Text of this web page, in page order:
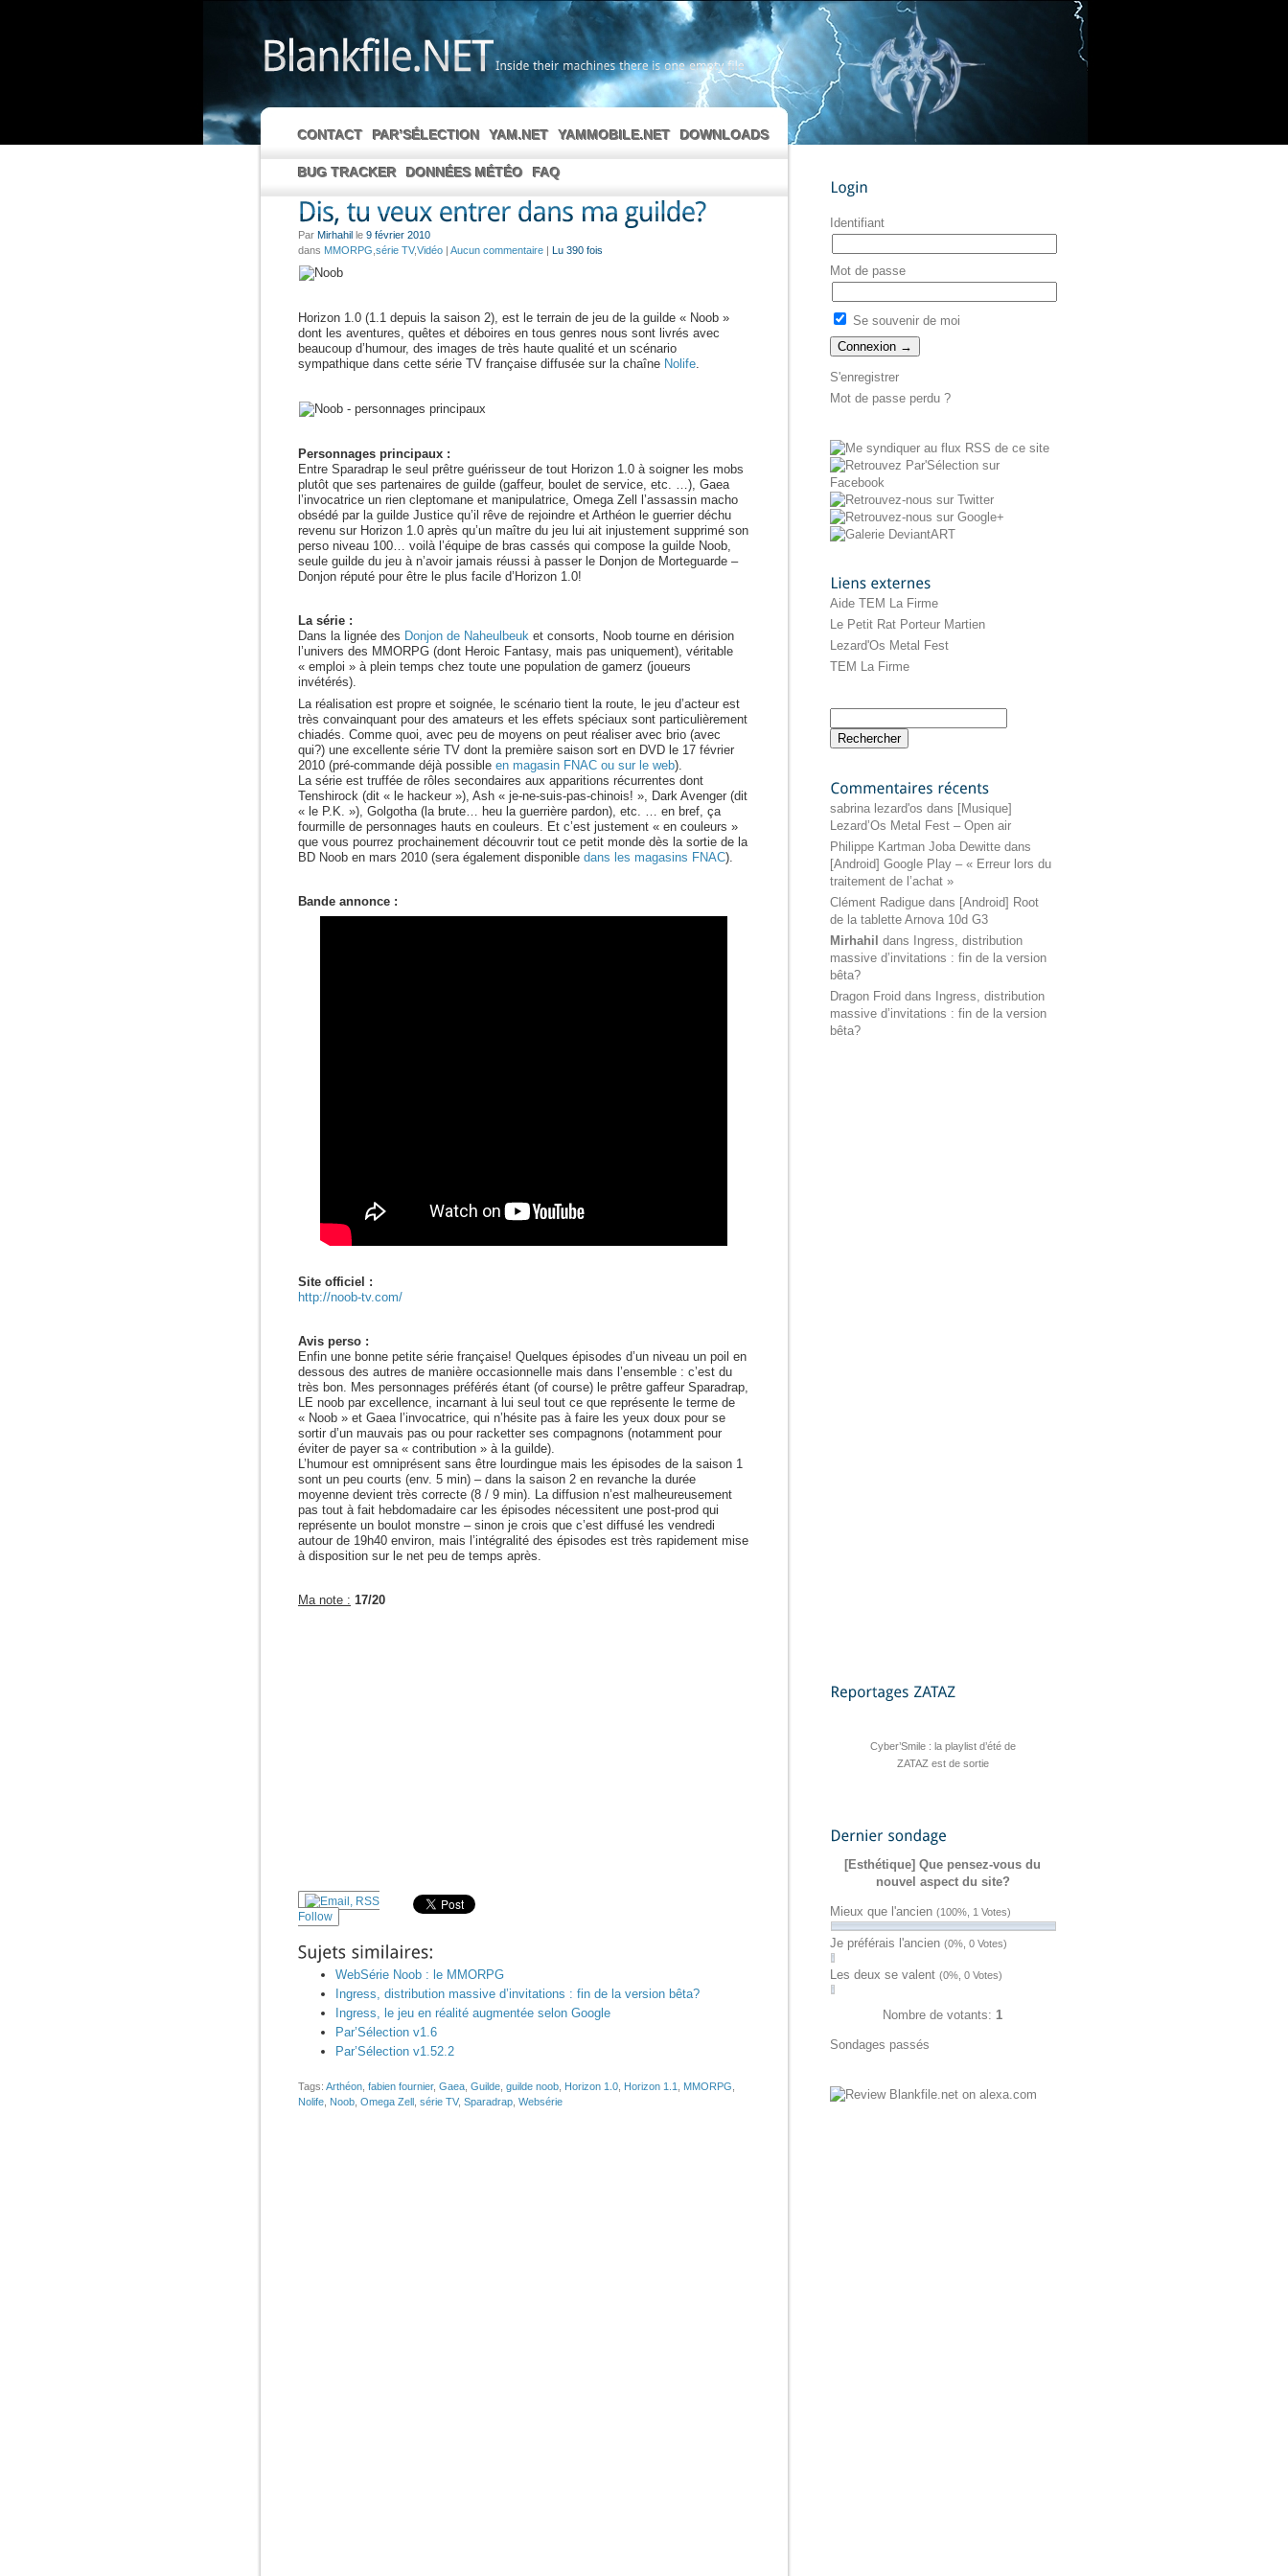
CONTACT PAR’SÉLECTION
BUG TRACKER DONNÉES MÉTÉO FAQ
YAM.NET YAMMOBILE.NET DOWNLOADS
Par Mirhahil le 9 février 2010
dans MMORPG série TV,Vidéo | Aucun commentaire | Lu 390 fois
Horizon 1.0 (1.1 depuis la saison 2), est le terrain de jeu de la guilde « Noob »
dont les aventures, quêtes et déboires en tous genres nous sont livrés avec
beaucoup d’humour, des images de très haute qualité et un scénario
sympathique dans cette série TV française diffusée sur la chaîne Nolife.
Personnages principaux :
Entre Sparadrap le seul prêtre guérisseur de tout Horizon 1.0 à soigner les mobs
plutôt que ses partenaires de guilde (gaffeur, boulet de service, etc. …), Gaea
l’invocatrice un rien cleptomane et manipulatrice, Omega Zell l’assassin macho
obsédé par la guilde Justice qu’il rêve de rejoindre et Arthéon le guerrier déchu
revenu sur Horizon 1.0 après qu’un maître du jeu lui ait injustement supprimé son
perso niveau 100… voilà l’équipe de bras cassés qui compose la guilde Noob,
seule guilde du jeu à n’avoir jamais réussi à passer le Donjon de Morteguarde –
Donjon réputé pour être le plus facile d’Horizon 1.0!
La série :
Dans la lignée des Donjon de Naheulbeuk et consorts, Noob tourne en dérision
l’univers des MMORPG (dont Heroic Fantasy, mais pas uniquement), véritable
« emploi » à plein temps chez toute une population de gamerz (joueurs
invétérés).
La réalisation est propre et soignée, le scénario tient la route, le jeu d’acteur est
très convainquant pour des amateurs et les effets spéciaux sont particulièrement
chiadés. Comme quoi, avec peu de moyens on peut réaliser avec brio (avec
qui?) une excellente série TV dont la première saison sort en DVD le 17 février
2010 (pré-commande déjà possible en magasin FNAC ou sur le web).
La série est truffée de rôles secondaires aux apparitions récurrentes dont
Tenshirock (dit « le hackeur »), Ash « je-ne-suis-pas-chinois! », Dark Avenger (dit
« le P.K. »), Golgotha (la brute… heu la guerrière pardon), etc. … en bref, ça
fourmille de personnages hauts en couleurs. Et c’est justement « en couleurs »
que vous pourrez prochainement découvrir tout ce petit monde dès la sortie de la
BD Noob en mars 2010 (sera également disponible dans les magasins FNAC).
Bande annonce :
Site officiel :
http://noob-tv.com/
Avis perso :
Enfin une bonne petite série française! Quelques épisodes d’un niveau un poil en
dessous des autres de manière occasionnelle mais dans l’ensemble : c’est du
très bon. Mes personnages préférés étant (of course) le prêtre gaffeur Sparadrap,
LE noob par excellence, incarnant à lui seul tout ce que représente le terme de
« Noob » et Gaea l’invocatrice, qui n’hésite pas à faire les yeux doux pour se
sortir d’un mauvais pas ou pour racketter ses compagnons (notamment pour
éviter de payer sa « contribution » à la guilde).
L’humour est omniprésent sans être lourdingue mais les épisodes de la saison 1
sont un peu courts (env. 5 min) – dans la saison 2 en revanche la durée
moyenne devient très correcte (8 / 9 min). La diffusion n’est malheureusement
pas tout à fait hebdomadaire car les épisodes nécessitent une post-prod qui
représente un boulot monstre – sinon je crois que c’est diffusé les vendredi
autour de 19h40 environ, mais l’intégralité des épisodes est très rapidement mise
à disposition sur le net peu de temps après.
Ma note : 17/20
Follow
WebSérie Noob : le MMORPG
Ingress, distribution massive d’invitations : fin de la version bêta?
Ingress, le jeu en réalité augmentée selon Google
Par’Sélection v1.6
Par’Sélection v1.52.2
Tags: Arthéon fabien fournier, Gaea Guilde guilde noob Horizon 1.0 Horizon 1.1 MMORPG
Nolife Noob Omega Zell série TV, Sparadrap Websérie
Identifiant
Mot de passe
Se souvenir de moi
S'enregistrer
Mot de passe perdu ?
Aide TEM La Firme
Le Petit Rat Porteur Martien
Lezard'Os Metal Fest
TEM La Firme
sabrina lezard'os dans [Musique]
Lezard’Os Metal Fest – Open air
Philippe Kartman Joba Dewitte dans
[Android] Google Play – « Erreur lors du
traitement de l’achat »
Clément Radigue dans [Android] Root
de la tablette Arnova 10d G3
Mirhahil dans Ingress, distribution
massive d’invitations : fin de la version
bêta?
Dragon Froid dans Ingress, distribution
massive d’invitations : fin de la version
bêta?
Une cyberattaque vise plus de 30
réseaux d’eau
L’UE valide une initiative contre
l’identité numérique
Sanction de 23andMe après une fuite
de données
Un coup de pouce pour une
céramiste qui a tout perdu
Cyber’Smile : la playlist d’été de
ZATAZ est de sortie
Cyber actualités ZATAZ de la
semaine du 27 juillet au 2 août 2026
Un pirate revendique un accès au
CRM d’ENI
Hacktivisme : une fuite
Control ressort du darkweb !
Quatre jeux cyber pour stimuler vos
vacances
Planity visée par une vente
présumée de données piratées
[Esthétique] Que pensez-vous du
nouvel aspect du site?
Mieux que l'ancien (100%, 1 Votes)
Je préférais l'ancien (0%, 0 Votes)
Les deux se valent (0%, 0 Votes)
Nombre de votants: 1
Sondages passés